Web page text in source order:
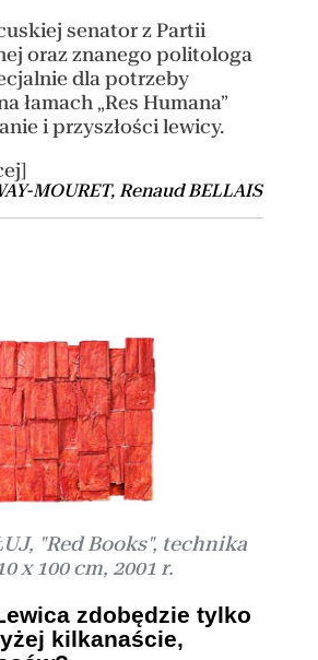
senator z Partii
oraz znanego politologa
dla potrzeby
łamach „Res Humana”
i przyszłości lewicy.
MOURET, Renaud BELLAIS
"Red Books", technika
x 100 cm, 2001 r.
zdobędzie tylko
kilkanaście,